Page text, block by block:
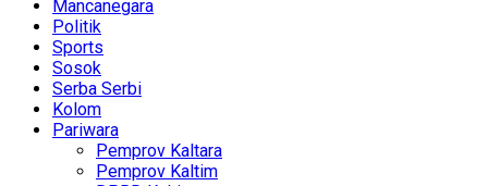
Mancanegara
Politik
Sports
Sosok
Serba Serbi
Kolom
Pariwara
Pemprov Kaltara
Pemprov Kaltim